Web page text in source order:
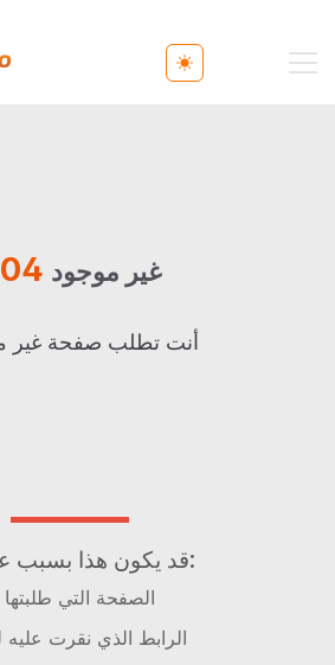
Toggle theme
غير موجود
أنت تطلب صفحة غير
قد يكون هذا بسبب عدة أسباب:
الصفحة التي
الرابط الذي نقرت عليه